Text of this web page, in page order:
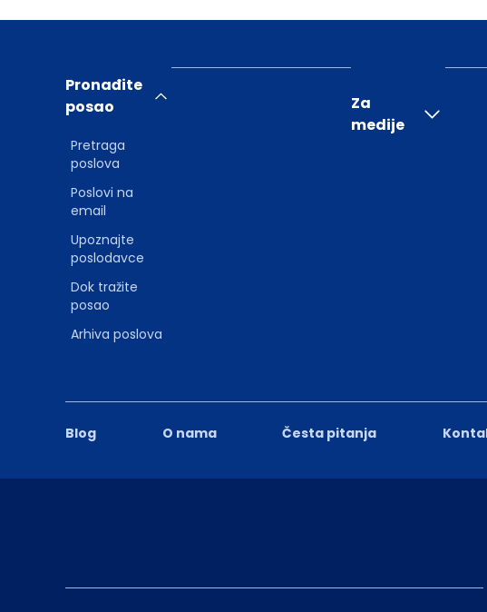
Blog O nama Česta pitanja
Pronađite
posao
Pretraga
poslova
Poslovi na
email
Upoznajte
poslodavce
Dok tražite
posao
Arhiva poslova
Za
medije